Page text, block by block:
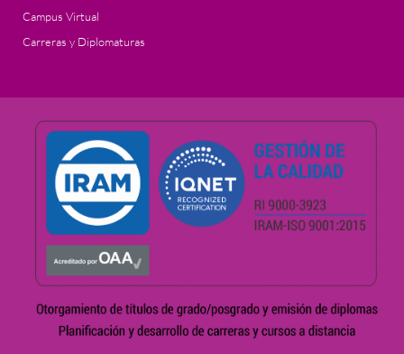
Campus Virtual
Carreras y Diplomaturas